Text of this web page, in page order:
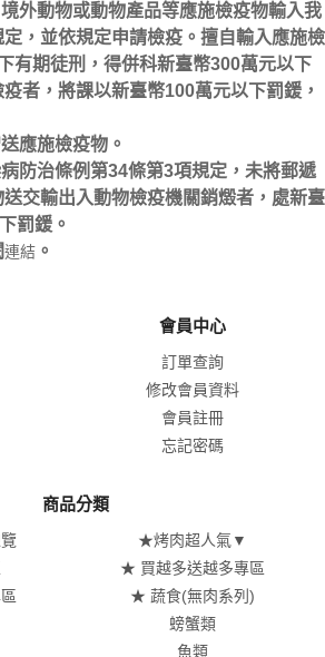
外動物或動物產品等應施檢疫物輸入我
，並依規定申請檢疫。擅自輸入應施檢
有期徒刑，得併科新臺幣300萬元以下
者，將課以新臺幣100萬元以下罰鍰，
應施檢疫物。
防治條例第34條第3項規定，未將郵遞
交輸出入動物檢疫機關銷燬者，處新臺
罰鍰。
連結 。
會員中心
訂單查詢
修改會員資料
會員註冊
忘記密碼
商品分類
★烤肉超人氣▼
★ 買越多送越多專區
★ 蔬食(無肉系列)
螃蟹類
魚類